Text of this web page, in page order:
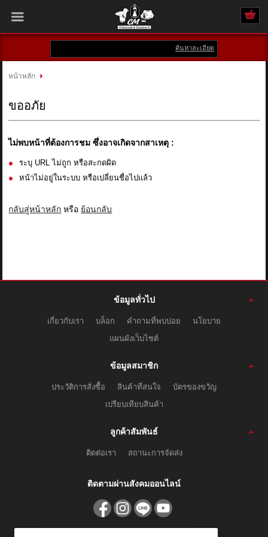
หน้าหลัก
แบรนด์
แผนกสินค้า
ค้นหาละเอียด
หน้าหลัก
ขออภัย
ไม่พบหน้าที่ต้องการชม ซึ่งอาจเกิดจากสาเหตุ :
ระบุ URL ไม่ถูก หรือสะกดผิด
หน้าไม่อยู่ในระบบ หรือเปลี่ยนชื่อไปแล้ว
กลับสู่หน้าหลัก หรือ ย้อนกลับ
ข้อมูลทั่วไป
เกี่ยวกับเรา บล็อก คำถามที่พบบ่อย
นโยบาย
แผนผังเว็บไซต์
ข้อมูลสมาชิก
ประวัติการสั่งซื้อ สินค้าที่สนใจ
บัตรของขวัญ
เปรียบเทียบสินค้า
ลูกค้าสัมพันธ์
ติดต่อเรา สถานะการจัดส่ง
ติดตามผ่านสังคมออนไลน์